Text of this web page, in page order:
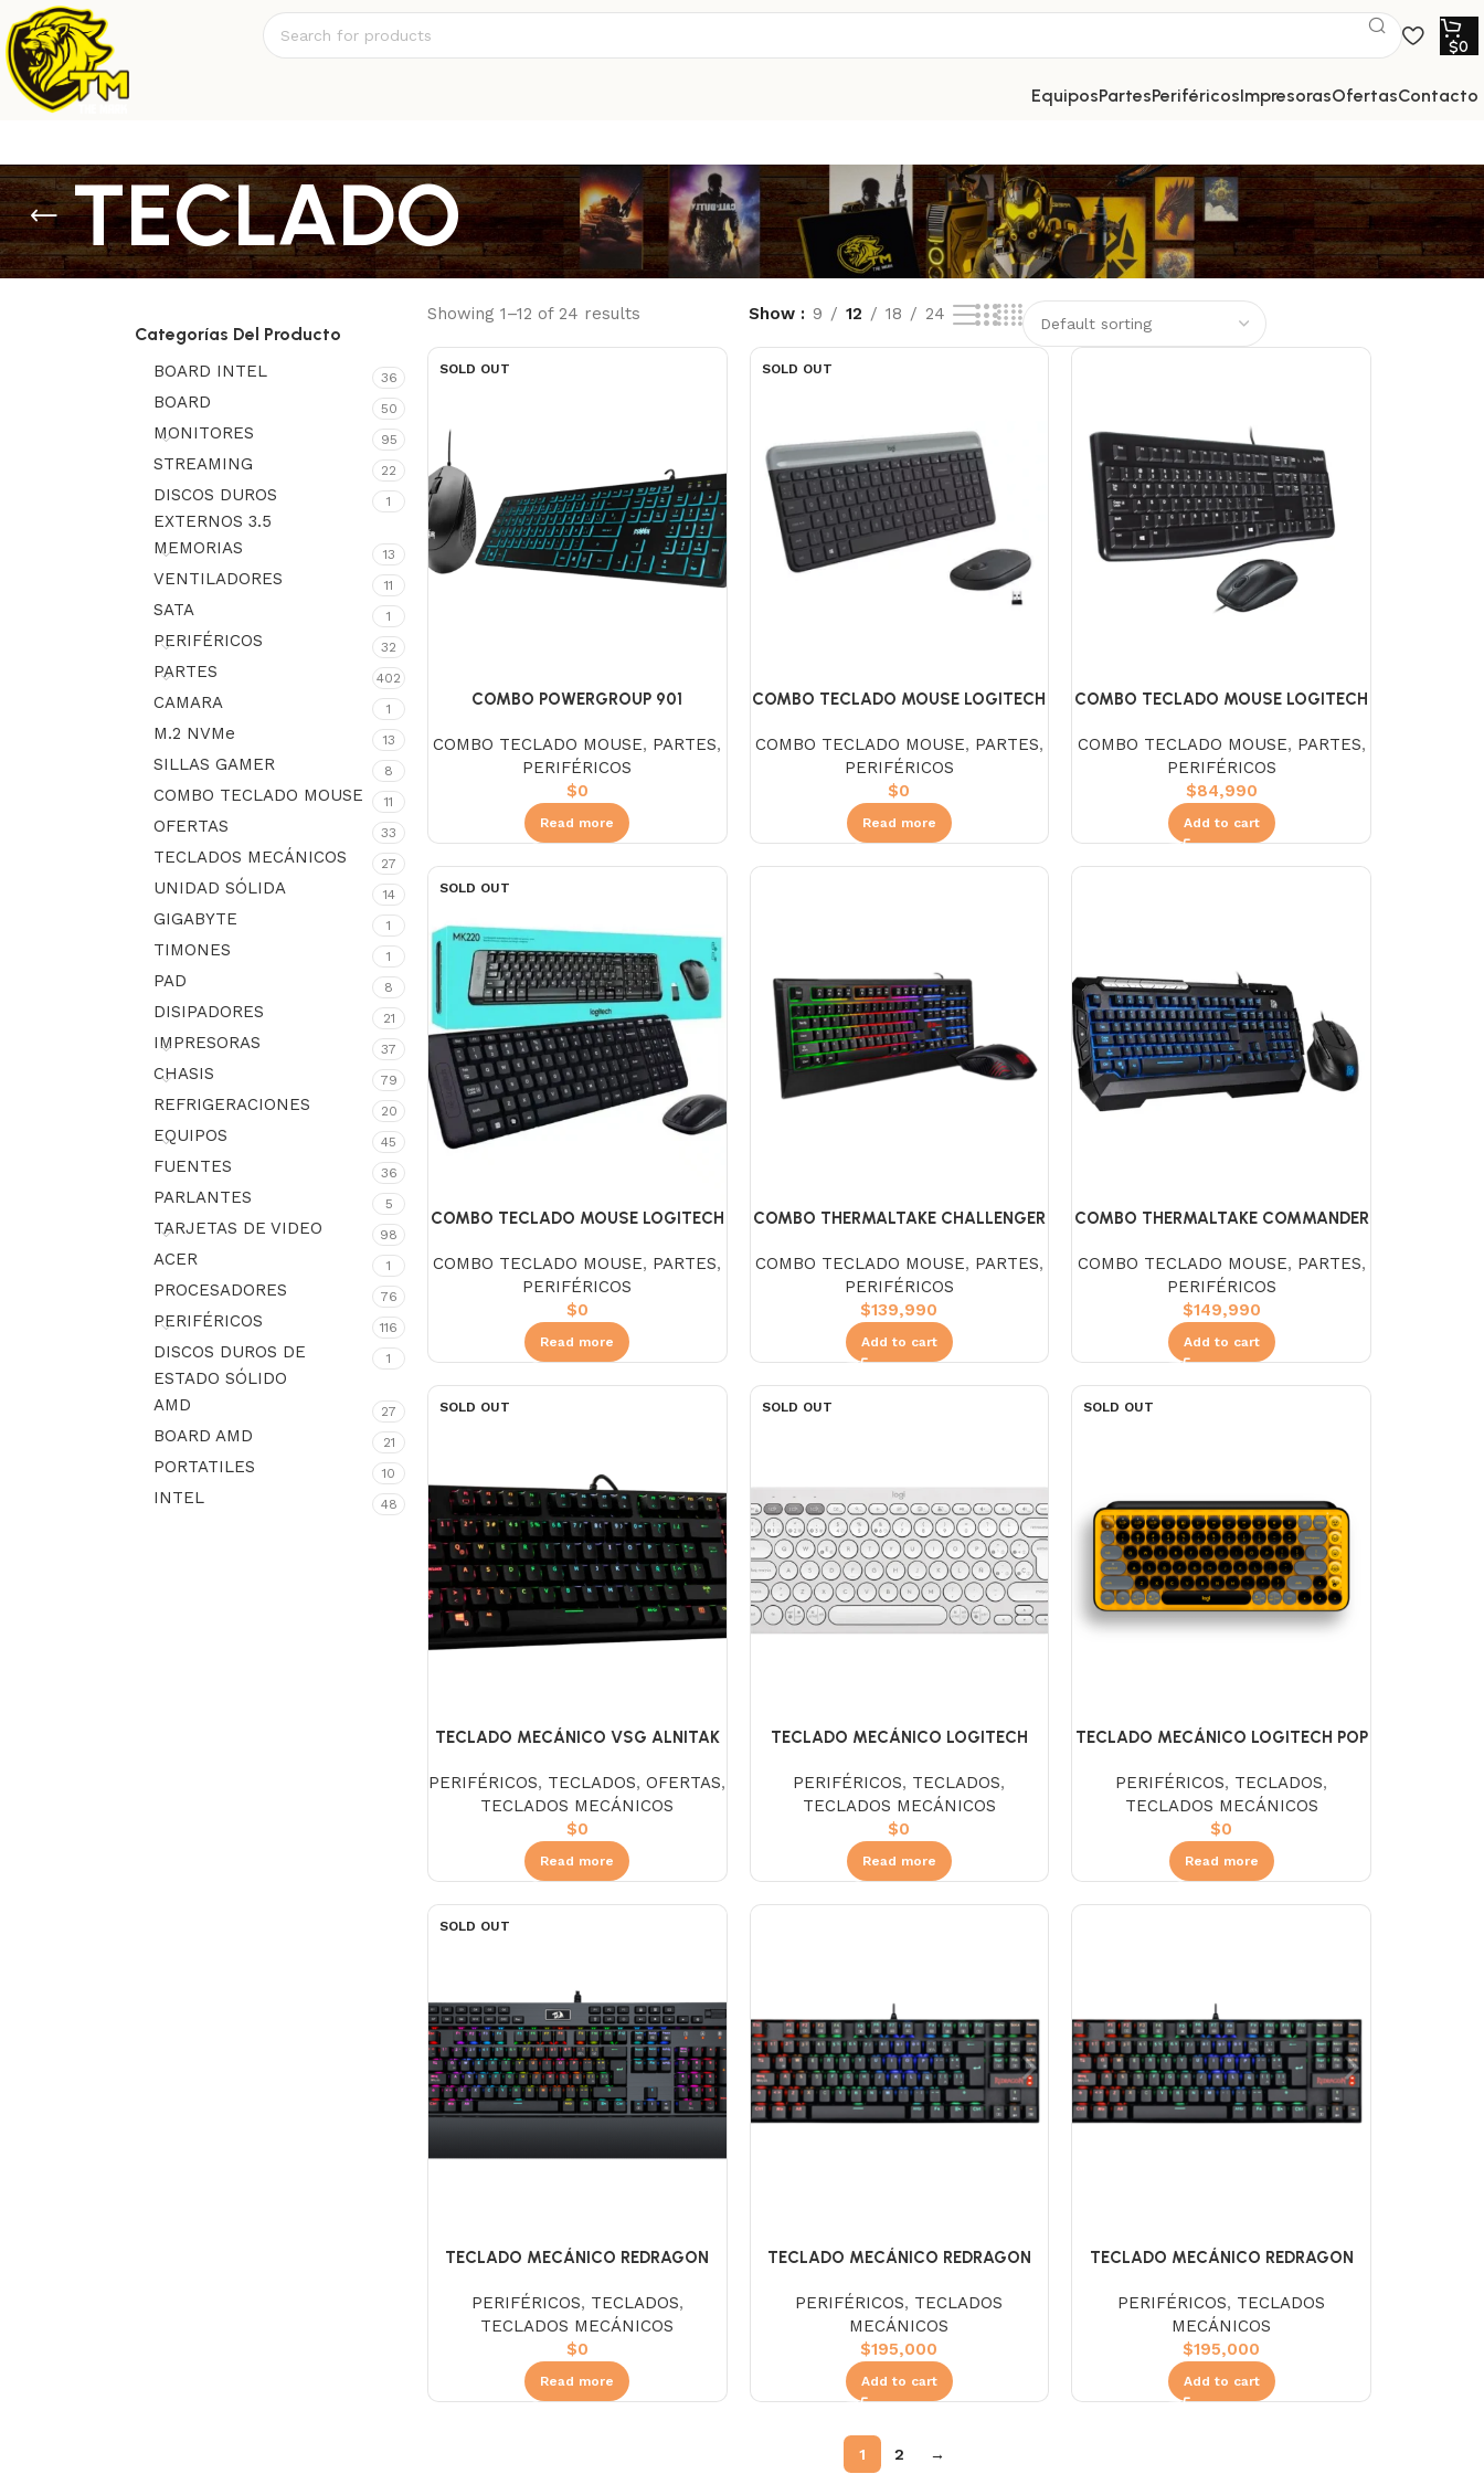
$0
equipos partes periféricos impresoras ofertas contacto
TECLADO
Categorías Del Producto
BOARD INTEL 36
BOARD 50
MONITORES 95
STREAMING 22
DISCOS DUROS
EXTERNOS 3.5
1
MEMORIAS 13
VENTILADORES 11
SATA 1
PERIFÉRICOS 32
PARTES 402
CAMARA 1
M.2 NVMe 13
SILLAS GAMER 8
COMBO TECLADO MOUSE 11
OFERTAS 33
TECLADOS MECÁNICOS 27
UNIDAD SÓLIDA 14
GIGABYTE 1
TIMONES 1
PAD 8
DISIPADORES 21
IMPRESORAS 37
CHASIS 79
REFRIGERACIONES 20
EQUIPOS 45
FUENTES 36
PARLANTES 5
TARJETAS DE VIDEO 98
ACER 1
PROCESADORES 76
PERIFÉRICOS 116
DISCOS DUROS DE
ESTADO SÓLIDO
1
AMD 27
BOARD AMD 21
PORTATILES 10
INTEL 48
Showing 1–12 of 24 results Show 9 12 18 24
SOLD OUT
COMBO POWERGROUP 901
COMBO TECLADO MOUSE, PARTES,
PERIFÉRICOS
$0
Read more
SOLD OUT
COMBO TECLADO MOUSE LOGITECH
COMBO TECLADO MOUSE, PARTES,
PERIFÉRICOS
$0
Read more
COMBO TECLADO MOUSE LOGITECH
COMBO TECLADO MOUSE, PARTES,
PERIFÉRICOS
$84,990
Add to cart
SOLD OUT
COMBO TECLADO MOUSE LOGITECH
COMBO TECLADO MOUSE, PARTES,
PERIFÉRICOS
$0
Read more
COMBO THERMALTAKE CHALLENGER
COMBO TECLADO MOUSE, PARTES,
PERIFÉRICOS
$139,990
Add to cart
COMBO THERMALTAKE COMMANDER
COMBO TECLADO MOUSE, PARTES,
PERIFÉRICOS
$149,990
Add to cart
SOLD OUT
TECLADO MECÁNICO VSG ALNITAK
PERIFÉRICOS, TECLADOS,OFERTAS,
TECLADOS MECÁNICOS
$0
Read more
SOLD OUT
TECLADO MECÁNICO LOGITECH
PERIFÉRICOS, TECLADOS,
TECLADOS MECÁNICOS
$0
Read more
SOLD OUT
TECLADO MECÁNICO LOGITECH POP
PERIFÉRICOS, TECLADOS,
TECLADOS MECÁNICOS
$0
Read more
SOLD OUT
TECLADO MECÁNICO REDRAGON
PERIFÉRICOS, TECLADOS,
TECLADOS MECÁNICOS
$0
Read more
TECLADO MECÁNICO REDRAGON
PERIFÉRICOS, TECLADOS
MECÁNICOS
$195,000
Add to cart
TECLADO MECÁNICO REDRAGON
PERIFÉRICOS, TECLADOS
MECÁNICOS
$195,000
Add to cart
1 2 →